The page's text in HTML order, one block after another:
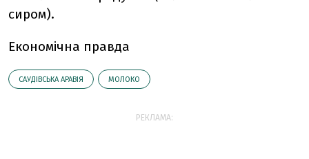
сиром).
Економічна правда
САУДІВСЬКА АРАВІЯ МОЛОКО
РЕКЛАМА: